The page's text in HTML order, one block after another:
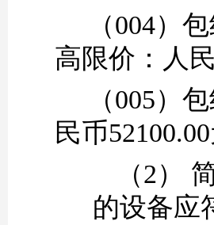
（004）包
高限价：人
（005）
民币
（2）
的设备应